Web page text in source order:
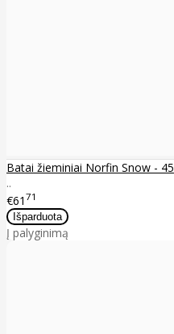
Batai žieminiai Norfin Snow - 45
..
€61 71
Į palyginimą